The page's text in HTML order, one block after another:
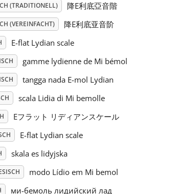
(TRADITIONELL) 降E利底亞音階
(VEREINFACHT) 降E利底亚音阶
E-flat Lydian scale
gamme lydienne de Mi bémol
tangga nada E-mol Lydian
scala Lidia di Mi bemolle
Eフラット リディアンスケール
E-flat Lydian scale
skala es lidyjska
modo Lídio em Mi bemol
ми-бемоль лидийский лад